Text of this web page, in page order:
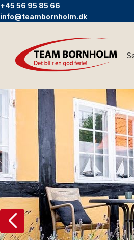
+45 56 95 85 66
info@teambornholm.dk